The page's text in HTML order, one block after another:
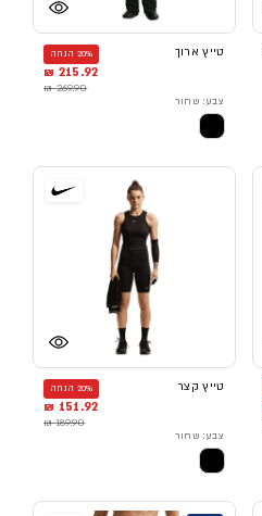
טייץ ארוך 20% הנחה
215.92 ₪
269.90 ₪
צבע: שחור
טייץ קצר 20% הנחה
151.92 ₪
189.90 ₪
צבע: שחור